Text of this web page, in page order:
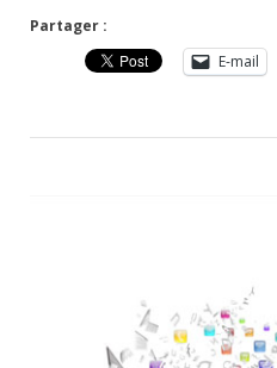
Partager :
E-mail